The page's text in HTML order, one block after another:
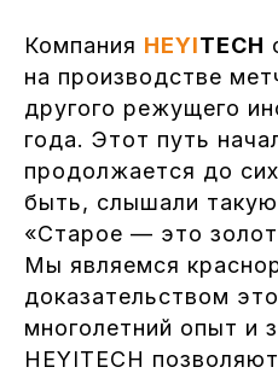
Компания HEYITECH
на производстве
другого режущего
года. Этот путь
продолжается до
быть, слышали такую
«Старое — это
Мы являемся
доказательством
многолетний опыт и
HEYITECH